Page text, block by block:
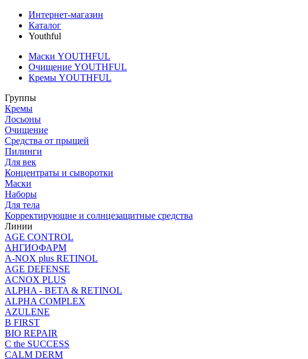
Интернет-магазин
Каталог
Youthful
Маски YOUTHFUL
Очищение YOUTHFUL
Кремы YOUTHFUL
Группы
Кремы
Лосьоны
Очищение
Средства от прыщей
Пилинги
Для век
Концентраты и сыворотки
Маски
Наборы
Для тела
Корректирующие и солнцезащитные средства
Линии
AGE CONTROL
АНГИОФАРМ
A-NOX plus RETINOL
AGE DEFENSE
ACNOX PLUS
ALPHA - BETA & RETINOL
ALPHA COMPLEX
AZULENE
B FIRST
BIO REPAIR
C the SUCCESS
CALM DERM